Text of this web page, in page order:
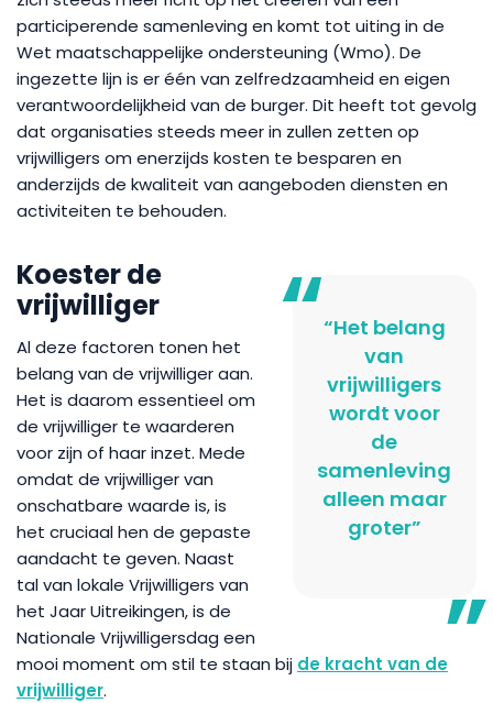
participerende samenleving en komt tot uiting in de
Wet maatschappelijke ondersteuning (Wmo). De
ingezette lijn is er één van zelfredzaamheid en eigen
verantwoordelijkheid van de burger. Dit heeft tot gevolg
dat organisaties steeds meer in zullen zetten op
vrijwilligers om enerzijds kosten te besparen en
anderzijds de kwaliteit van aangeboden diensten en
activiteiten te behouden.
“Het belang
van
vrijwilligers
wordt voor
de
samenleving
alleen maar
groter”
Koester de
vrijwilliger
Al deze factoren tonen het
belang van de vrijwilliger aan.
Het is daarom essentieel om
de vrijwilliger te waarderen
voor zijn of haar inzet. Mede
omdat de vrijwilliger van
onschatbare waarde is, is
het cruciaal hen de gepaste
aandacht te geven. Naast
tal van lokale Vrijwilligers van
het Jaar Uitreikingen, is de
Nationale Vrijwilligersdag een
mooi moment om stil te staan bij de kracht van de
vrijwilliger.